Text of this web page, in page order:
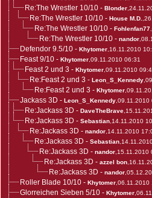
Re:The Wrestler 10/10 - Blonder
Re:The Wrestler 10/10 - House M.D.
Re:The Wrestler 10/10 - Fohlenfan77
Re:The Wrestler 10/10 - nandor
Defendor 9.5/10 - Khytomer ,16.11.2010
Feast 9/10 - Khytomer ,09.11.2010 06:31
Feast 2 und 3 - Khytomer ,09.11.2010
Re:Feast 2 und 3 - Leon_S_Kennedy
Re:Feast 2 und 3 - Khytomer
Jackass 3D - Leon_S_Kennedy ,09.11.2010
Re:Jackass 3D - DaveTheBrave
Re:Jackass 3D - Sebastian ,14.11.2010
Re:Jackass 3D - nandor ,14.11.2010
Re:Jackass 3D - Sebastian
Re:Jackass 3D - nandor ,15.11.2010
Re:Jackass 3D - azzel bon
Re:Jackass 3D - nandor
Roller Blade 10/10 - Khytomer ,06.11.2010
Glorreichen Sieben 5/10 - Khytomer